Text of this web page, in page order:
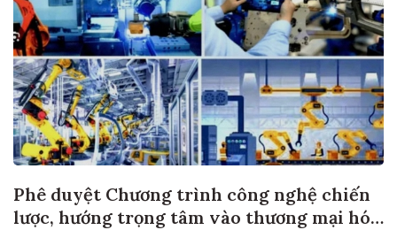
Phê duyệt Chương trình công nghệ chiến
lược, hướng trọng tâm vào thương mại hóa